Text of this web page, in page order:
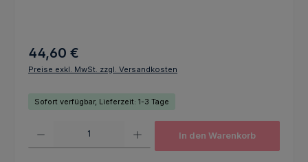
Regulärer Preis:
44,60 €
Preise exkl. MwSt. zzgl. Versandkosten
Sofort verfügbar, Lieferzeit: 1-3 Tage
In den Warenkorb